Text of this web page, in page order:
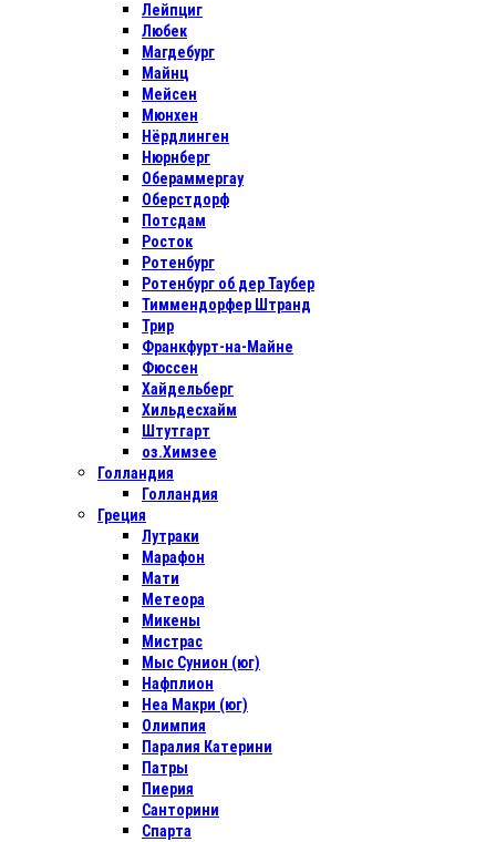
Лейпциг
Любек
Магдебург
Майнц
Мейсен
Мюнхен
Нёрдлинген
Нюрнберг
Обераммергау
Оберстдорф
Потсдам
Росток
Ротенбург
Ротенбург об дер Таубер
Тиммендорфер Штранд
Трир
Франкфурт-на-Майне
Фюссен
Хайдельберг
Хильдесхайм
Штутгарт
оз.Химзее
Голландия
Голландия
Греция
Лутраки
Марафон
Мати
Метеора
Микены
Мистрас
Мыс Сунион (юг)
Нафплион
Неа Макри (юг)
Олимпия
Паралия Катерини
Патры
Пиерия
Санторини
Спарта